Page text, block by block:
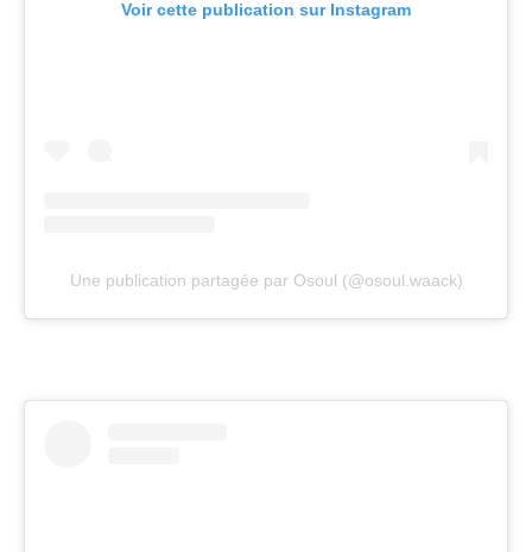
Voir cette publication sur Instagram
Une publication partagée par Osoul (@osoul.waack)